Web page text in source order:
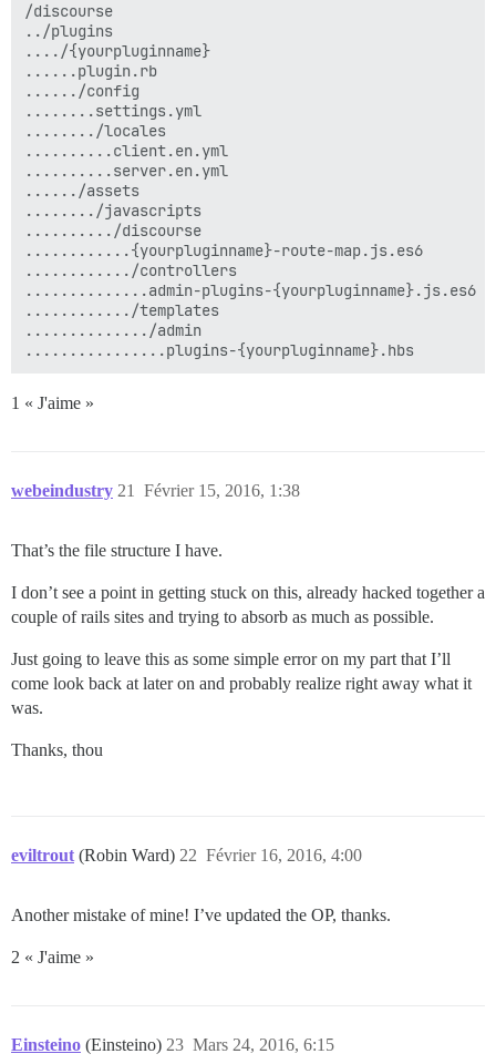
/discourse
../plugins
..../{yourpluginname}
......plugin.rb
....../config
........settings.yml
......../locales
..........client.en.yml
..........server.en.yml
....../assets
......../javascripts
........../discourse
............{yourpluginname}-route-map.js.es6
............/controllers
..............admin-plugins-{yourpluginname}.js.es6
............/templates
............../admin
1 « J'aime »
webeindustry Février 15, 2016, 1:38
21
That’s the file structure I have.
I don’t see a point in getting stuck on this, already hacked together a
couple of rails sites and trying to absorb as much as possible.
Just going to leave this as some simple error on my part that I’ll
come look back at later on and probably realize right away what it
was.
Thanks, thou
eviltrout (Robin Ward) Février 16, 2016, 4:00
22
Another mistake of mine! I’ve updated the OP, thanks.
2 « J'aime »
Einsteino (Einsteino) Mars 24, 2016, 6:15
23